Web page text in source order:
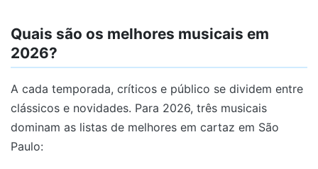
Quais são os melhores musicais em
2026?
A cada temporada, críticos e público se dividem entre
clássicos e novidades. Para 2026, três musicais
dominam as listas de melhores em cartaz em São
Paulo: